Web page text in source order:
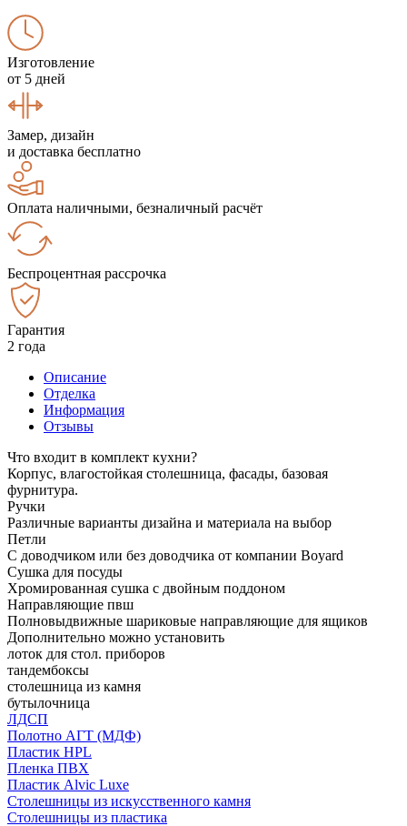
Изготовление
от 5 дней
Замер, дизайн
и доставка бесплатно
Оплата наличными, безналичный расчёт
Беспроцентная рассрочка
Гарантия
2 года
Описание
Отделка
Информация
Отзывы
Что входит в комплект кухни?
Корпус, влагостойкая столешница, фасады, базовая
фурнитура.
Ручки
Различные варианты дизайна и материала на выбор
Петли
С доводчиком или без доводчика от компании Boyard
Сушка для посуды
Хромированная сушка с двойным поддоном
Направляющие пвш
Полновыдвижные шариковые направляющие для ящиков
Дополнительно можно установить
лоток для стол. приборов
тандембоксы
столешница из камня
бутылочница
ЛДСП
Полотно АГТ (МДФ)
Пластик HPL
Пленка ПВХ
Пластик Alvic Luxe
Столешницы из искусственного камня
Столешницы из пластика